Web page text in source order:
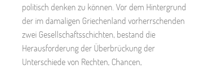
politisch denken zu können. Vor dem Hintergrund
der im damaligen Griechenland vorherrschenden
zwei Gesellschaftsschichten, bestand die
Herausforderung der Überbrückung der
Unterschiede von Rechten, Chancen,